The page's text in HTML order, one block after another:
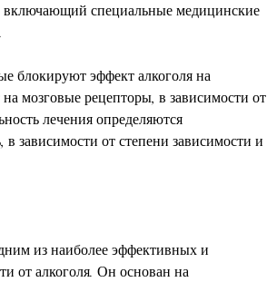
включающий специальные медицинские
блокируют эффект алкоголя на
мозговые рецепторы, в зависимости от
лечения определяются
зависимости от степени зависимости и
из наиболее эффективных и
от алкоголя. Он основан на